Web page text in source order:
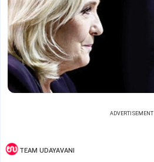
ADVERTISEMENT
TEAM UDAYAVANI